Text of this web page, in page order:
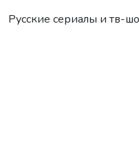
Русские сериалы и тв-